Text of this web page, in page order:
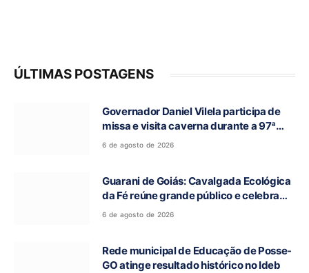
ÚLTIMAS POSTAGENS
Governador Daniel Vilela participa de
missa e visita caverna durante a 97ª
Romaria do Bom Jesus da Lapa de Terra
6 de agosto de 2026
Guarani de Goiás: Cavalgada Ecológica
da Fé reúne grande público e celebra
tradição religiosa
6 de agosto de 2026
Rede municipal de Educação de Posse-
GO atinge resultado histórico no Ideb